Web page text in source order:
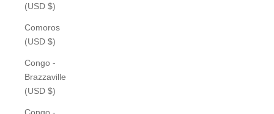
(USD $)
Comoros
(USD $)
Congo -
Brazzaville
(USD $)
Congo -